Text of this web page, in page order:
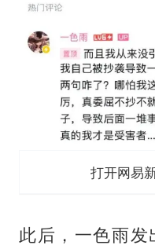
打开网易
此后，一色雨